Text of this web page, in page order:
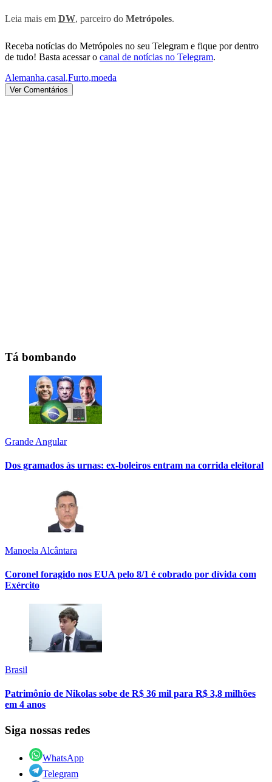
Leia mais em DW, parceiro do Metrópoles.
Receba notícias do Metrópoles no seu Telegram e fique por dentro
de tudo! Basta acessar o canal de notícias no Telegram.
Alemanha,casal,Furto,moeda
Ver Comentários
Tá bombando
Grande Angular
Dos gramados às urnas: ex-boleiros entram na corrida eleitoral
Manoela Alcântara
Coronel foragido nos EUA pelo 8/1 é cobrado por dívida com
Exército
Brasil
Patrimônio de Nikolas sobe de R$ 36 mil para R$ 3,8 milhões
em 4 anos
Siga nossas redes
WhatsApp
Telegram